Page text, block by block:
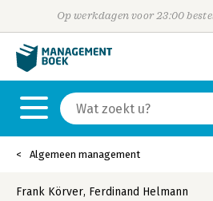
Op werkdagen voor 23:00
Algemeen management
Frank Körver, Ferdinand Helmann